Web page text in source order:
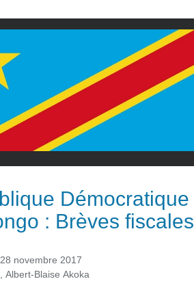
Démocratique
: Brèves fiscales
28 novembre 2017
,Albert-Blaise Akoka